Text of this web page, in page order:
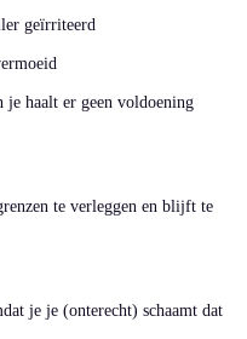
geïrriteerd
je haalt er geen voldoening
te verleggen en blijft te
je je (onterecht) schaamt dat